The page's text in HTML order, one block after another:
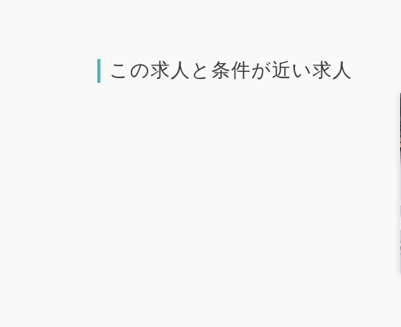
この求人と条件が近い求人